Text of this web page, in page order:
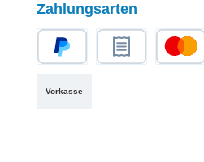
Zahlungsarten
Vorkasse